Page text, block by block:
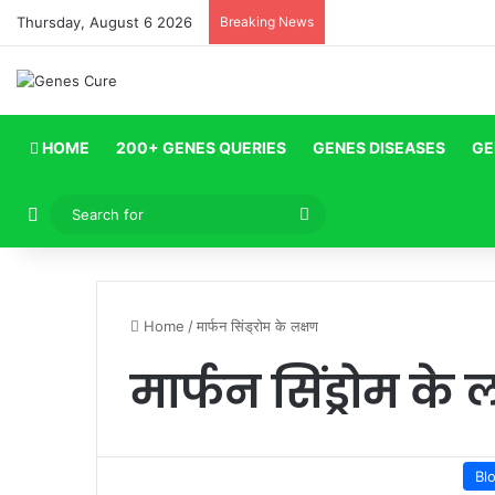
Thursday, August 6 2026 Breaking News
HOME 200+ GENES QUERIES GENES DISEASES
Log In
for
Home /मार्फन सिंड्रोम के लक्षण
मार्फन सिंड्रोम के